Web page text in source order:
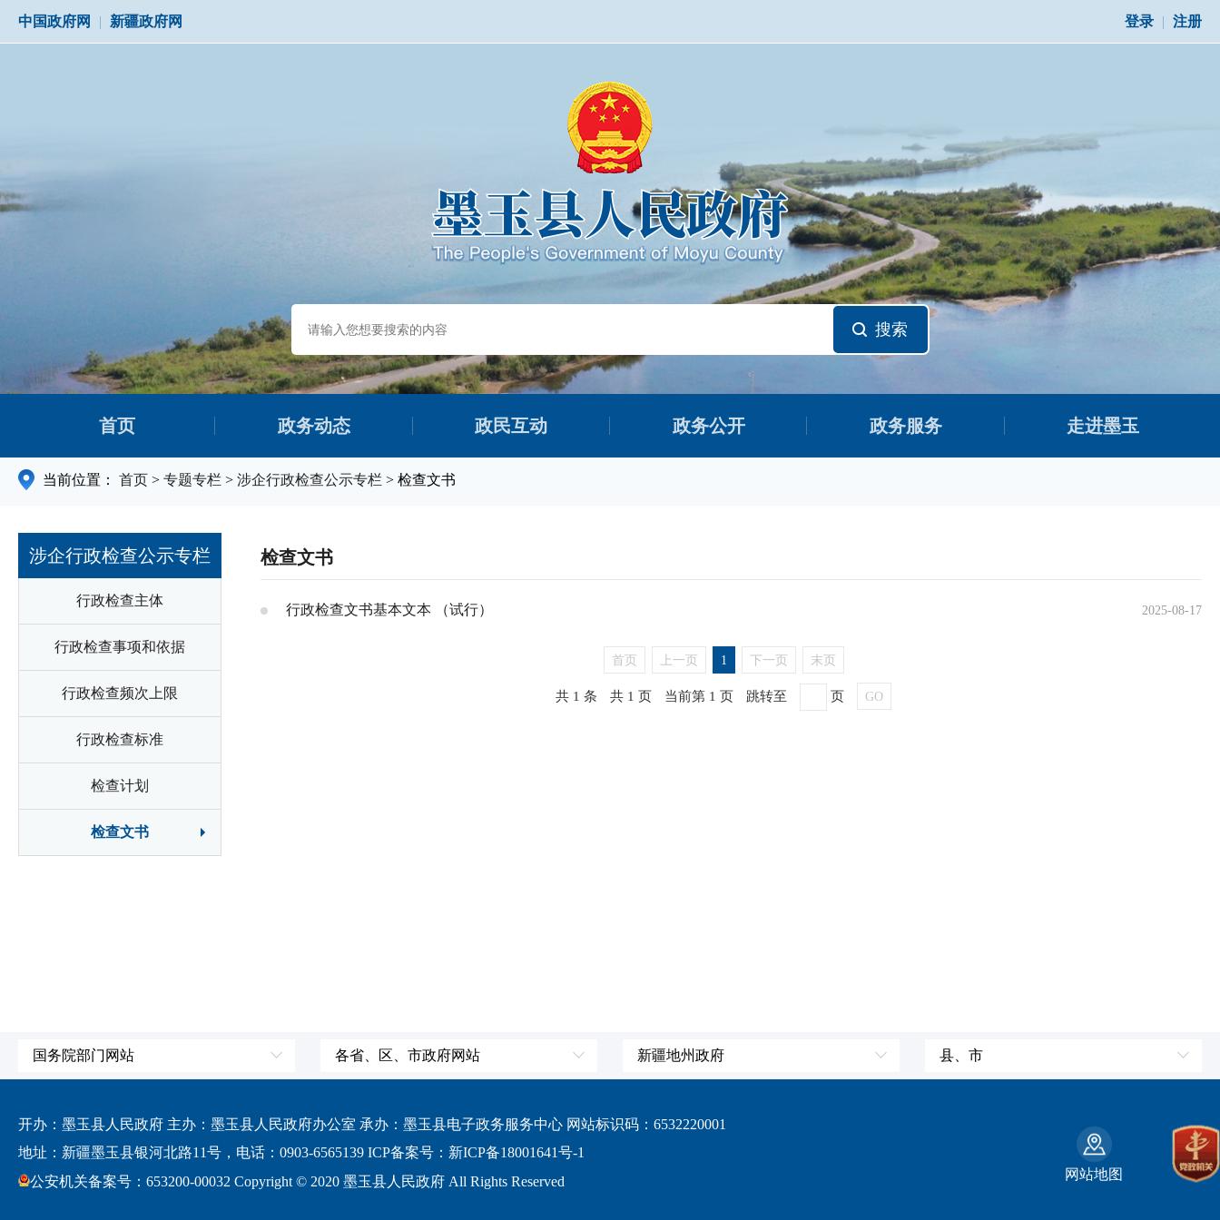
中国政府网 | 新疆政府网 登录 | 注册
搜索
首页 政务动态 政民互动 政务公开 政务服务 走进墨玉
当前位置： 首页 > 专题专栏 > 涉企行政检查公示专栏 > 检查文书
涉企行政检查公示专栏
行政检查主体
行政检查事项和依据
行政检查频次上限
行政检查标准
检查计划
检查文书
检查文书
2025-08-17
行政检查文书基本文本 （试行）
首页 上一页 1 下一页 末页
共 1 条 共 1 页 当前第 1 页 跳转至 页 GO
国务院部门网站
国防部
发展和改革委员会
科学技术部
各省、区、市政府网站
吉林省
黑龙江省
上海市
新疆地州政府 县、市
策勒县
民丰县
开办：墨玉县人民政府 主办：墨玉县人民政府办公室 承办：墨玉县电子政务服务中心 网站标识码：6532220001
地址：新疆墨玉县银河北路11号，电话：0903-6565139 ICP备案号：新ICP备18001641号-1
公安机关备案号：653200-00032 Copyright © 2020 墨玉县人民政府 All Rights Reserved
网站地图